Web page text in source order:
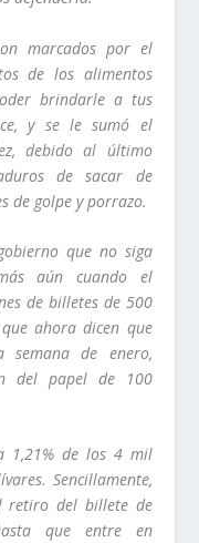
marcados por el
de los alimentos
brindarle a tus
y se le sumó el
debido al último
de sacar de
de golpe y porrazo.
que no siga
aún cuando el
de billetes de 500
ahora dicen que
de enero,
del papel de 100
1,21% de los 4 mil
Sencillamente,
retiro del billete de
que entre en